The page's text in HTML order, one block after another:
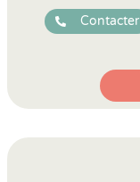
Contacter